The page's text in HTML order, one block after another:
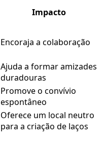
Impacto
Encoraja a colaboração
Ajuda a formar amizades
duradouras
Promove o convívio
espontâneo
Oferece um local neutro
para a criação de laços